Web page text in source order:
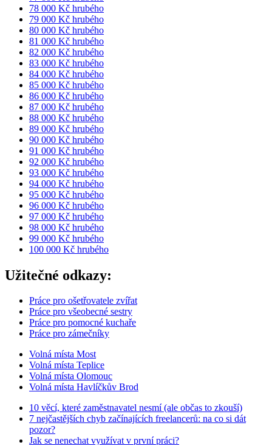
78 000 Kč hrubého
79 000 Kč hrubého
80 000 Kč hrubého
81 000 Kč hrubého
82 000 Kč hrubého
83 000 Kč hrubého
84 000 Kč hrubého
85 000 Kč hrubého
86 000 Kč hrubého
87 000 Kč hrubého
88 000 Kč hrubého
89 000 Kč hrubého
90 000 Kč hrubého
91 000 Kč hrubého
92 000 Kč hrubého
93 000 Kč hrubého
94 000 Kč hrubého
95 000 Kč hrubého
96 000 Kč hrubého
97 000 Kč hrubého
98 000 Kč hrubého
99 000 Kč hrubého
100 000 Kč hrubého
Užitečné odkazy:
Práce pro ošetřovatele zvířat
Práce pro všeobecné sestry
Práce pro pomocné kuchaře
Práce pro zámečníky
Volná místa Most
Volná místa Teplice
Volná místa Olomouc
Volná místa Havlíčkův Brod
10 věcí, které zaměstnavatel nesmí (ale občas to zkouší)
7 nejčastějších chyb začínajících freelancerů: na co si dát
pozor?
Jak se nenechat využívat v první práci?